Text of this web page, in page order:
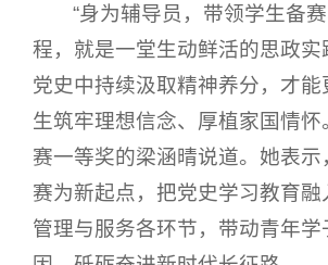
“身为辅导员，带领学生备
程，就是一堂生动鲜活的思政实
党史中持续汲取精神养分，才能
生筑牢理想信念、厚植家国情怀
赛一等奖的梁涵晴说道。她表示
赛为新起点，把党史学习教育融
管理与服务各环节，带动青年学